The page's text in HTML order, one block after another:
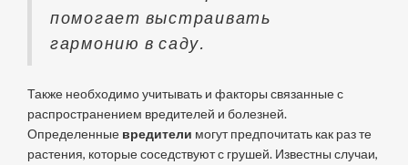
помогает выстраивать
гармонию в саду.
Также необходимо учитывать и факторы связанные с
распространением вредителей и болезней.
Определенные вредители могут предпочитать как раз те
растения, которые соседствуют с грушей. Известны случаи,